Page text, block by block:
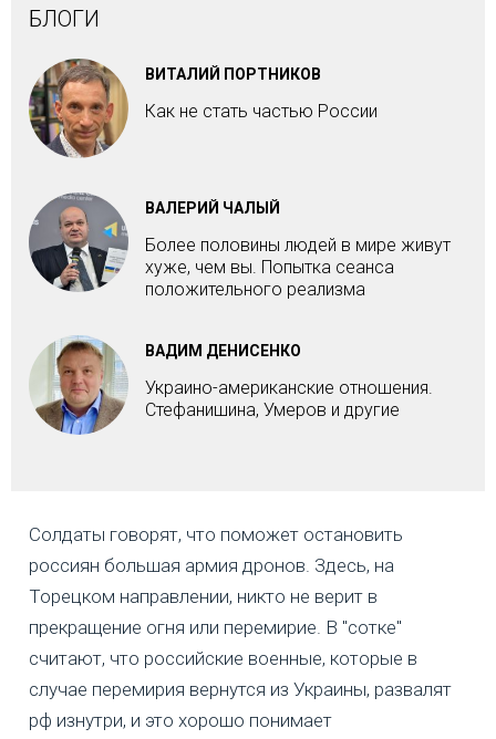
БЛОГИ
ВИТАЛИЙ ПОРТНИКОВ
Как не стать частью России
ВАЛЕРИЙ ЧАЛЫЙ
Более половины людей в мире живут
хуже, чем вы. Попытка сеанса
положительного реализма
ВАДИМ ДЕНИСЕНКО
Украино-американские отношения.
Стефанишина, Умеров и другие
Солдаты говорят, что поможет остановить
россиян большая армия дронов. Здесь, на
Торецком направлении, никто не верит в
прекращение огня или перемирие. В "сотке"
считают, что российские военные, которые в
случае перемирия вернутся из Украины, развалят
рф изнутри, и это хорошо понимает